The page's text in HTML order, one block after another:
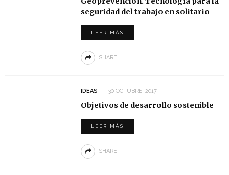
seguridad del trabajo en solitario
LEER MÁS
SHARE
IDEAS 30 OCTUBRE, 2017
Objetivos de desarrollo sostenible
LEER MÁS
SHARE